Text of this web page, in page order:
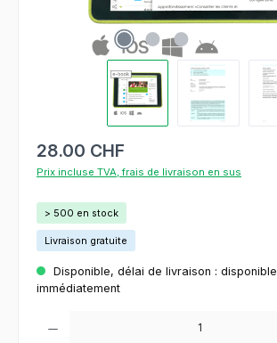
28.00 CHF
Prix incluse TVA, frais de livraison en sus
> 500 en stock
Livraison gratuite
Disponible, délai de livraison : disponible
immédiatement